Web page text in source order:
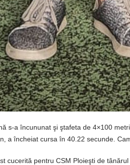
s-a încununat şi ştafeta de 4×100
a încheiat cursa în 40.22 secunde.
cucerită pentru CSM Ploieşti de